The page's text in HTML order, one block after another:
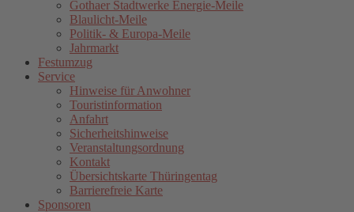
Gothaer Stadtwerke Energie-Meile
Blaulicht-Meile
Politik- & Europa-Meile
Jahrmarkt
Festumzug
Service
Hinweise für Anwohner
Touristinformation
Anfahrt
Sicherheitshinweise
Veranstaltungsordnung
Kontakt
Übersichtskarte Thüringentag
Barrierefreie Karte
Sponsoren